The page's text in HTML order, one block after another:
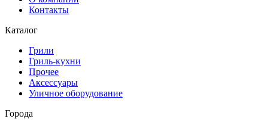
Контакты
Каталог
Грили
Гриль-кухни
Прочее
Аксессуары
Уличное оборудование
Города